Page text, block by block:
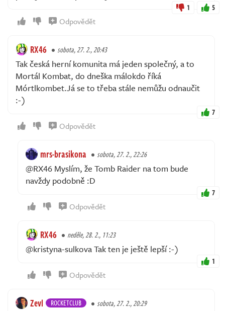
1 5
Odpovědět
RX46 sobota, 27. 2., 20:43
Tak česká herní komunita má jeden společný, a to
Mortál Kombat, do dneška málokdo říká
Mórtlkombet.Já se to třeba stále nemůžu odnaučit
:-)
7
Odpovědět
mrs-brasikona sobota, 27. 2., 22:26
@RX46 Myslím, že Tomb Raider na tom bude
navždy podobně :D
7
Odpovědět
RX46 neděle, 28. 2., 11:23
@kristyna-sulkova Tak ten je ještě lepší :-)
1
Odpovědět
Zevl ROCKETCLUB sobota, 27. 2., 20:29